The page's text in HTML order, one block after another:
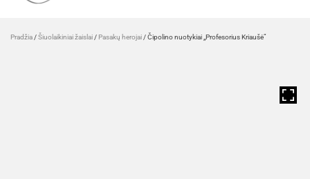
Pradžia /Šiuolaikiniai žaislai / Pasakų herojai / Čipolino nuotykiai „Profesorius Kriaušė”